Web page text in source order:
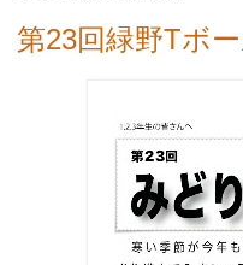
第23回緑野Tボ